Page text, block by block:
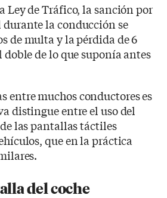
Ley de Tráfico, la sanción por
la conducción se
de multa y la pérdida de 6
de lo que suponía antes
entre muchos conductores es
distingue entre el uso del
las pantallas táctiles
que en la práctica
del coche